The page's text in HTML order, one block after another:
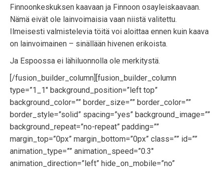
Finnoonkeskuksen kaavaan ja Finnoon osayleiskaavaan.
Nämä eivät ole lainvoimaisia vaan niistä valitettu.
Ilmeisesti valmistelevia töitä voi aloittaa ennen kuin kaava
on lainvoimainen – sinällään hivenen erikoista.
Ja Espoossa ei lähiluonnolla ole merkitystä.
[/fusion_builder_column][fusion_builder_column
type=”1_1″ background_position=”left top”
background_color=”” border_size=”” border_color=””
border_style=”solid” spacing=”yes” background_image=””
background_repeat=”no-repeat” padding=””
margin_top=”0px” margin_bottom=”0px” class=”” id=””
animation_type=”” animation_speed=”0.3″
animation_direction=”left” hide_on_mobile=”no”